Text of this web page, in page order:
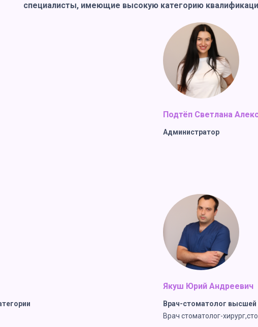
специалисты, имеющие высокую категорию
Подтёп Светлана
Администратор
Якуш Юрий Андреевич
Врач-стоматолог высшей
Врач стоматолог-